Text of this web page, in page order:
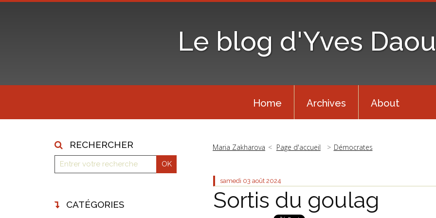
Le blog d'Yves
Home Archives About
RECHERCHER
CATÉGORIES
Maria Zakharova Page d'accueil Démocrates
samedi 03 août 2024
Sortis du goulag